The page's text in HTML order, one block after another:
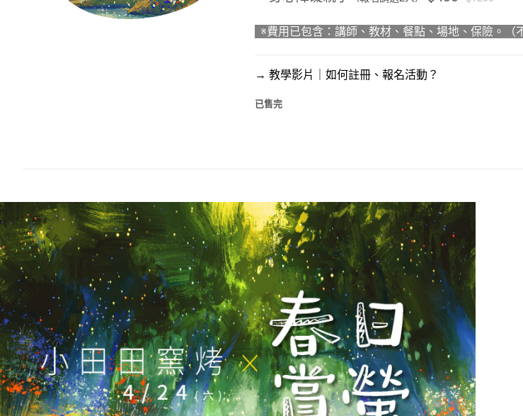
※費用已包含：講師、教材、餐點、場地、保險。（
→ 教學影片｜如何註冊、報名活動？
已售完